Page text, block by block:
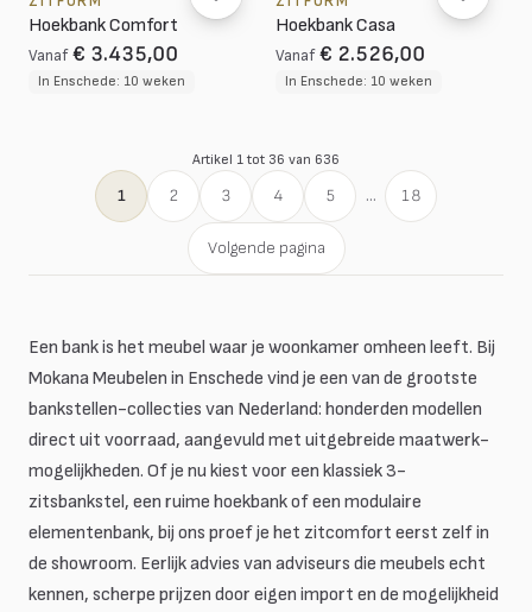
Hoekbank Comfort
Vanaf € 3.435,00
In Enschede: 10 weken
Hoekbank Casa
Vanaf € 2.526,00
In Enschede: 10 weken
Artikel 1 tot 36 van 636
1 2 3 4 5 ... 18
Volgende pagina
Een bank is het meubel waar je woonkamer omheen leeft. Bij
Mokana Meubelen in Enschede vind je een van de grootste
bankstellen-collecties van Nederland: honderden modellen
direct uit voorraad, aangevuld met uitgebreide maatwerk-
mogelijkheden. Of je nu kiest voor een klassiek 3-
zitsbankstel, een ruime hoekbank of een modulaire
elementenbank, bij ons proef je het zitcomfort eerst zelf in
de showroom. Eerlijk advies van adviseurs die meubels echt
kennen, scherpe prijzen door eigen import en de mogelijkheid